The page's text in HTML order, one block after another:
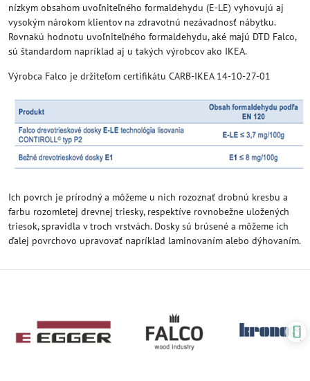
nízkym obsahom uvoľniteľného formaldehydu (E-LE) vyhovujú aj
vysokým nárokom klientov na zdravotnú nezávadnosť nábytku.
Rovnakú hodnotu uvoľniteľného formaldehydu, aké majú DTD Falco,
sú štandardom napríklad aj u takých výrobcov ako IKEA.
Výrobca Falco je držiteľom certifikátu CARB-IKEA 14-10-27-01
Ich povrch je prírodný a môžeme u nich rozoznať drobnú kresbu a
farbu rozomletej drevnej triesky, respektíve rovnobežne uložených
triesok, spravidla v troch vrstvách. Dosky sú brúsené a môžeme ich
ďalej povrchovo upravovať napríklad laminovaním alebo dýhovaním.